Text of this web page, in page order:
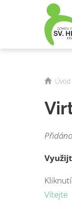
Úvod
Vítejte